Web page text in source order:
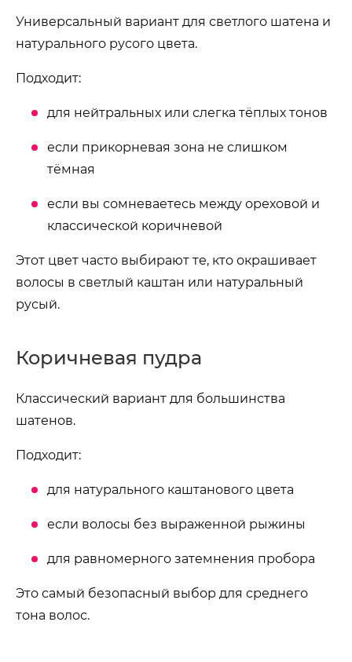
Универсальный вариант для светлого шатена и
натурального русого цвета.
Подходит:
для нейтральных или слегка тёплых тонов
если прикорневая зона не слишком
тёмная
если вы сомневаетесь между ореховой и
классической коричневой
Этот цвет часто выбирают те, кто окрашивает
волосы в светлый каштан или натуральный
русый.
Коричневая пудра
Классический вариант для большинства
шатенов.
Подходит:
для натурального каштанового цвета
если волосы без выраженной рыжины
для равномерного затемнения пробора
Это самый безопасный выбор для среднего
тона волос.